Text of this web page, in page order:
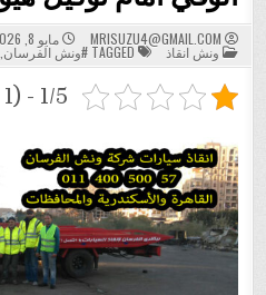
MRISUZU4@GMAIL.COM مايو 8, 2026
POSTED
IN
ونش انقاذ #ونش الفرسان
1/5 - (1 صوت واحد)